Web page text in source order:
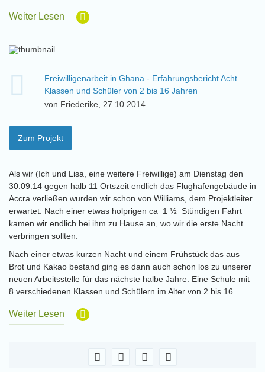
Weiter Lesen
Freiwilligenarbeit in Ghana - Erfahrungsbericht Acht
Klassen und Schüler von 2 bis 16 Jahren
von Friederike, 27.10.2014
Zum Projekt
Als wir (Ich und Lisa, eine weitere Freiwillige) am Dienstag den
30.09.14 gegen halb 11 Ortszeit endlich das Flughafengebäude in
Accra verließen wurden wir schon von Williams, dem Projektleiter
erwartet. Nach einer etwas holprigen ca 1 ½ Stündigen Fahrt
kamen wir endlich bei ihm zu Hause an, wo wir die erste Nacht
verbringen sollten.
Nach einer etwas kurzen Nacht und einem Frühstück das aus
Brot und Kakao bestand ging es dann auch schon los zu unserer
neuen Arbeitsstelle für das nächste halbe Jahre: Eine Schule mit
8 verschiedenen Klassen und Schülern im Alter von 2 bis 16.
Weiter Lesen